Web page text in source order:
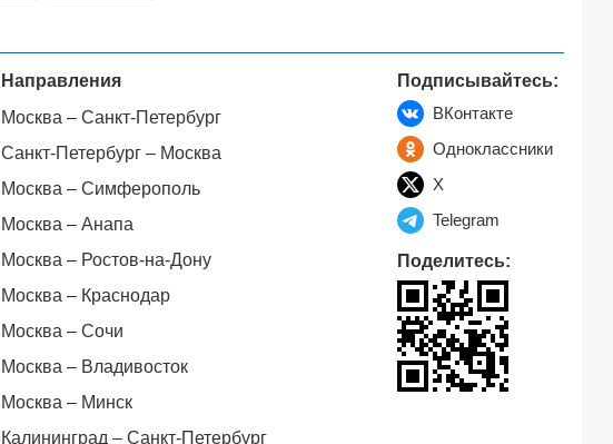
Направления
Москва – Санкт-Петербург
Санкт-Петербург – Москва
Москва – Симферополь
Москва – Анапа
Москва – Ростов-на-Дону
Москва – Краснодар
Москва – Сочи
Москва – Владивосток
Москва – Минск
Калининград – Санкт-Петербург
Подписывайтесь:
ВКонтакте
Одноклассники
X
Telegram
Поделитесь: